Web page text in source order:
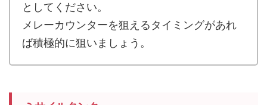
としてください。
メレーカウンターを狙えるタイミングがあれ
ば積極的に狙いましょう。